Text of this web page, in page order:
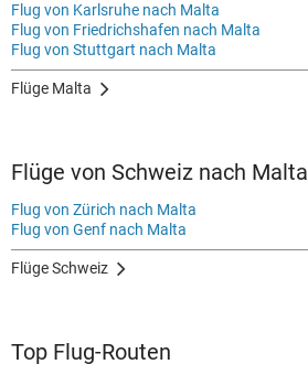
Flug von Karlsruhe nach Malta
Flug von Friedrichshafen nach Malta
Flug von Stuttgart nach Malta
Flüge Malta
Flüge von Schweiz nach Malta
Flug von Zürich nach Malta
Flug von Genf nach Malta
Flüge Schweiz
Top Flug-Routen